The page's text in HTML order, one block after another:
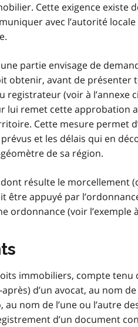
Cette exigence existe
avec l’autorité
partie envisage de
obtenir, avant de
registrateur (voir à l’annexe
lui remet cette approbation
Cette mesure permet
et les délais qui en
de sa région.
résulte le morcellement
être appuyé par
ordonnance (voir l’exemple à
immobiliers, compte
d’un avocat, au nom
au nom de l’une ou l’autre
d’un document